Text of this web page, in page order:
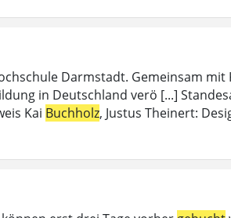
Darmstadt. Gemeinsam mit
in Deutschland verö [...]
Kai Buchholz, Justus Theinert: